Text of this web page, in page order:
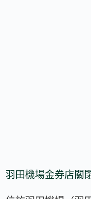
羽田機場金券店關